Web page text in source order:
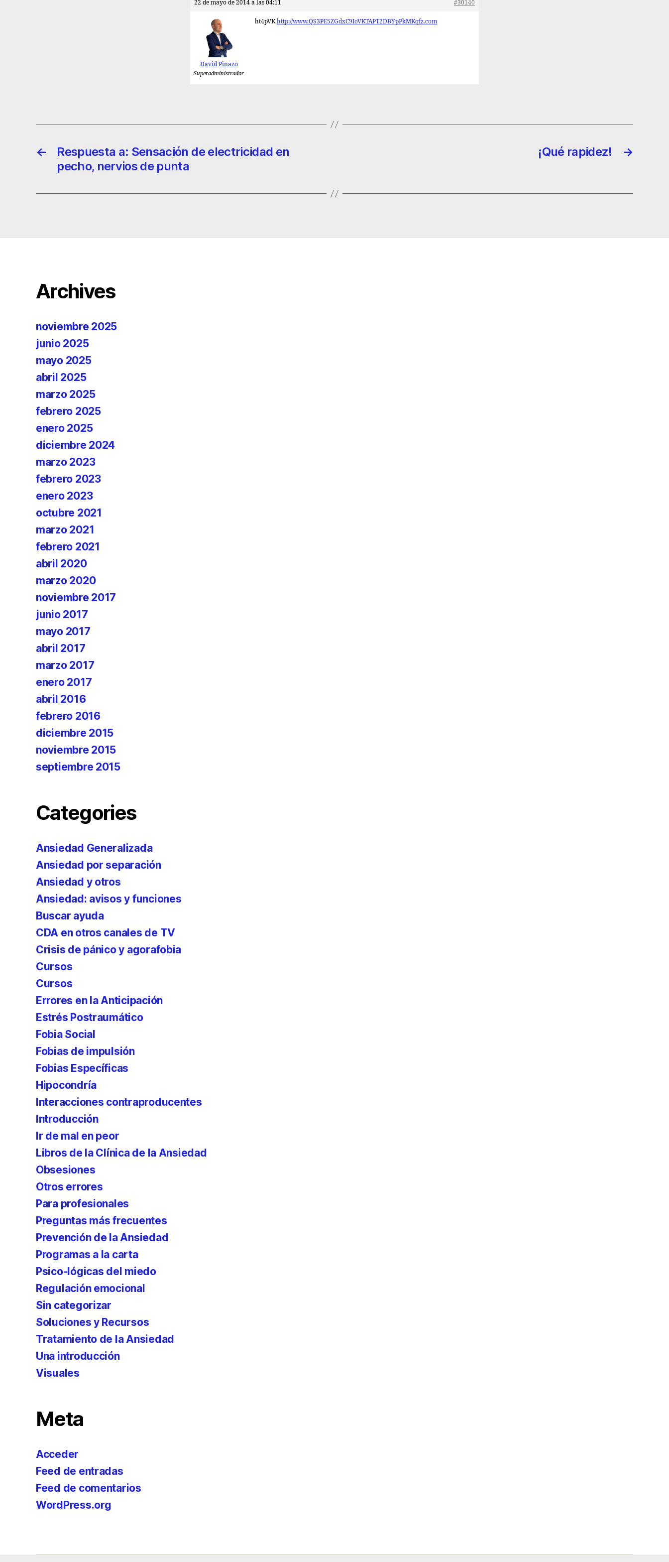
22 de mayo de 2014 a las 04:11 #30140
David Pinazo
Superadministrador
ht4pVKhttp://www.QS3PE5ZGdxC9IoVKTAPT2DBYpPkMKqfz.com
←
Respuesta a: Sensación de electricidad en
pecho, nervios de punta
→
¡Qué rapidez!
Archives
noviembre 2025
junio 2025
mayo 2025
abril 2025
marzo 2025
febrero 2025
enero 2025
diciembre 2024
marzo 2023
febrero 2023
enero 2023
octubre 2021
marzo 2021
febrero 2021
abril 2020
marzo 2020
noviembre 2017
junio 2017
mayo 2017
abril 2017
marzo 2017
enero 2017
abril 2016
febrero 2016
diciembre 2015
noviembre 2015
septiembre 2015
Categories
Ansiedad Generalizada
Ansiedad por separación
Ansiedad y otros
Ansiedad: avisos y funciones
Buscar ayuda
CDA en otros canales de TV
Crisis de pánico y agorafobia
Cursos
Cursos
Errores en la Anticipación
Estrés Postraumático
Fobia Social
Fobias de impulsión
Fobias Específicas
Hipocondría
Interacciones contraproducentes
Introducción
Ir de mal en peor
Libros de la Clínica de la Ansiedad
Obsesiones
Otros errores
Para profesionales
Preguntas más frecuentes
Prevención de la Ansiedad
Programas a la carta
Psico-lógicas del miedo
Regulación emocional
Sin categorizar
Soluciones y Recursos
Tratamiento de la Ansiedad
Una introducción
Visuales
Meta
Acceder
Feed de entradas
Feed de comentarios
WordPress.org